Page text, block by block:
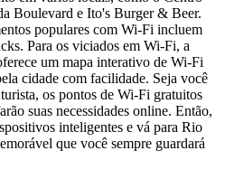
Boulevard e Ito's Burger & Beer.
populares com Wi-Fi incluem
Para os viciados em Wi-Fi, a
um mapa interativo de Wi-Fi
cidade com facilidade. Seja você
os pontos de Wi-Fi gratuitos
suas necessidades online. Então,
inteligentes e vá para Rio
que você sempre guardará